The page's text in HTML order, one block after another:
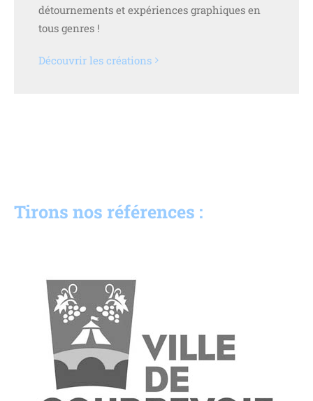
détournements et expériences graphiques en
tous genres !
Découvrir les créations
Tirons nos références :